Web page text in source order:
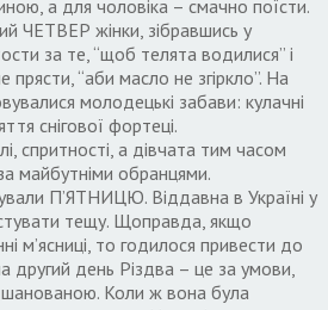
а для чоловіка – смачно поїсти.
ЧЕТВЕР жінки, зібравшись у
за те, “щоб телята водилися” і
прясти, “аби масло не згіркло”. На
молодецькі забави: кулачні
снігової фортеці.
спритності, а дівчата тим часом
майбутніми обранцями.
П’ЯТНИЦЮ. Віддавна в Україні у
тещу. Щоправда, якщо
м’ясниці, то годилося привести до
другий день Різдва – це за умови,
Коли ж вона була